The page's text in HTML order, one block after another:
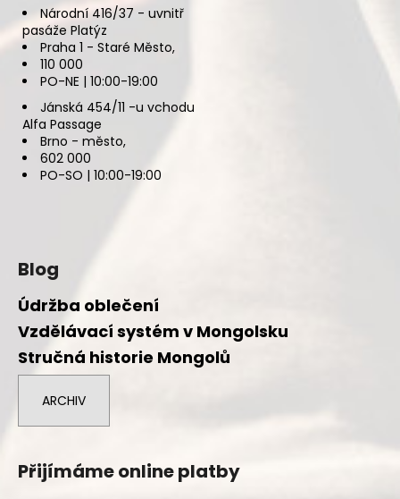
Národní 416/37 - uvnitř
pasáže Platýz
Praha 1 - Staré Město,
110 000
PO-NE | 10:00-19:00
Jánská 454/11 -u vchodu
Alfa Passage
Brno - město,
602 000
PO-SO | 10:00-19:00
Blog
Údržba oblečení
Vzdělávací systém v Mongolsku
Stručná historie Mongolů
ARCHIV
Přijímáme online platby